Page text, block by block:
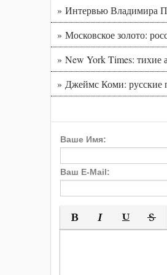
» Интервью Владимира
» Московское золото:
» New York Times:
» Джеймс Коми: русские
Ваше Имя:
Ваш E-Mail:
Полужирный
Курсив